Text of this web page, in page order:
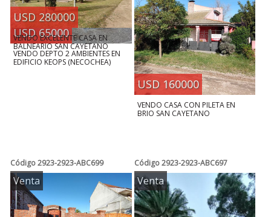
USD 65000
VENDO DEPTO 2 AMBIENTES EN
EDIFICIO KEOPS (NECOCHEA)
USD 280000
VENDO EXCELENTE CASA EN
BALNEARIO SAN CAYETANO
USD 160000
VENDO CASA CON PILETA EN
BRIO SAN CAYETANO
Código2923-2923-ABC699
Venta
Código2923-2923-ABC697
Venta